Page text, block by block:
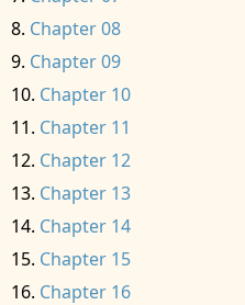
Chapter 08
Chapter 09
Chapter 10
Chapter 11
Chapter 12
Chapter 13
Chapter 14
Chapter 15
Chapter 16